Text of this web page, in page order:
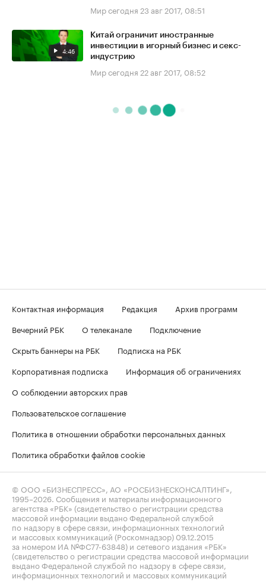
Мир сегодня 23 авг 2017, 08:51
4:46
Китай ограничит иностранные
инвестиции в игорный бизнес и секс-
индустрию
Мир сегодня 22 авг 2017, 08:52
Контактная информация Редакция
Архив программ
Вечерний РБК
О телеканале
Подключение
Скрыть баннеры на РБК
Подписка на РБК
Корпоративная подписка
Информация об ограничениях
О соблюдении авторских прав
Пользовательское соглашение
Политика в отношении обработки персональных данных
Политика обработки файлов cookie
© ООО «БИЗНЕСПРЕСС», АО «РОСБИЗНЕСКОНСАЛТИНГ»,
1995–2026. Сообщения и материалы информационного
агентства «РБК» (свидетельство о регистрации средства
массовой информации выдано Федеральной службой
по надзору в сфере связи, информационных технологий
и массовых коммуникаций (Роскомнадзор) 09.12.2015
за номером ИА №ФС77-63848) и сетевого издания «РБК»
(свидетельство о регистрации средства массовой информации
выдано Федеральной службой по надзору в сфере связи,
информационных технологий и массовых коммуникаций